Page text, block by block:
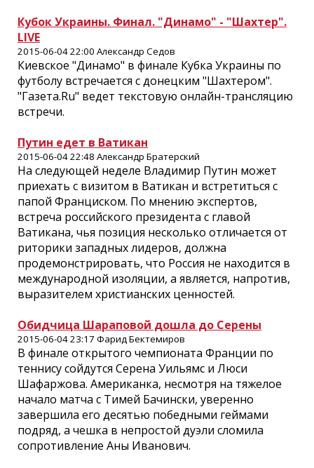
Кубок Украины. Финал. "Динамо" - "Шахтер".
LIVE
2015-06-04 22:00 Александр Седов
Киевское "Динамо" в финале Кубка Украины по
футболу встречается с донецким "Шахтером".
"Газета.Ru" ведет текстовую онлайн-трансляцию
встречи.
Путин едет в Ватикан
2015-06-04 22:48 Александр Братерский
На следующей неделе Владимир Путин может
приехать с визитом в Ватикан и встретиться с
папой Франциском. По мнению экспертов,
встреча российского президента с главой
Ватикана, чья позиция несколько отличается от
риторики западных лидеров, должна
продемонстрировать, что Россия не находится в
международной изоляции, а является, напротив,
выразителем христианских ценностей.
Обидчица Шараповой дошла до Серены
2015-06-04 23:17 Фарид Бектемиров
В финале открытого чемпионата Франции по
теннису сойдутся Серена Уильямс и Люси
Шафаржова. Американка, несмотря на тяжелое
начало матча с Тимей Бачински, уверенно
завершила его десятью победными геймами
подряд, а чешка в непростой дуэли сломила
сопротивление Аны Иванович.